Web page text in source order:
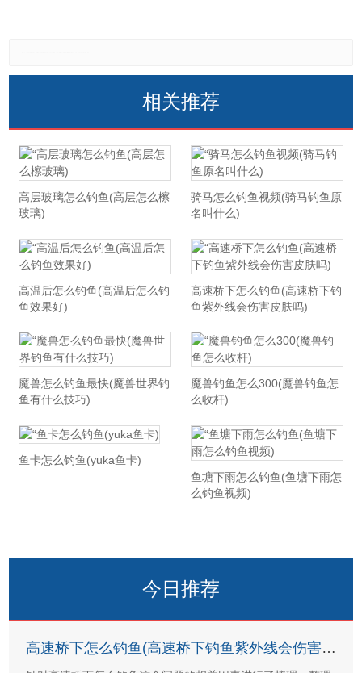
相关推荐
高层玻璃怎么钓鱼(高层怎么檫
玻璃)
骑马怎么钓鱼视频(骑马钓鱼原
名叫什么)
高温后怎么钓鱼(高温后怎么钓
鱼效果好)
高速桥下怎么钓鱼(高速桥下钓
鱼紫外线会伤害皮肤吗)
魔兽怎么钓鱼最快(魔兽世界钓
鱼有什么技巧)
魔兽钓鱼怎么300(魔兽钓鱼怎
么收杆)
鱼卡怎么钓鱼(yuka鱼卡)
鱼塘下雨怎么钓鱼(鱼塘下雨怎
么钓鱼视频)
今日推荐
高速桥下怎么钓鱼(高速桥下钓鱼紫外线会伤害皮肤吗)